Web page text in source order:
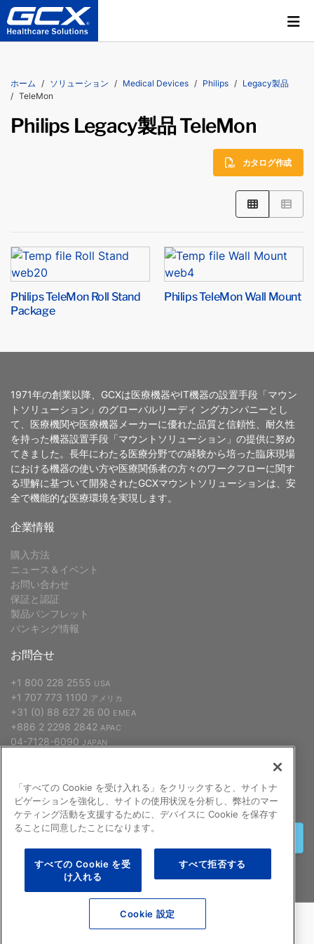
ホーム ソリューション Medical Devices Philips
Legacy製品
TeleMon
Philips Legacy製品 TeleMon
カタログ作成
Philips TeleMon Roll Stand
Package
Philips TeleMon Wall Mount
1971年の創業以降、GCXは医療機器やIT機器の設置手段「マウン
トソリューション」のグローバルリーディ ングカンパニーとし
て、医療機関や医療機器メーカーに優れた品質と信頼性、耐久性
を持った機器設置手段「マウントソリューション」の提供に努め
てきました。長年にわたる医療分野での経験から培った臨床現場
における機器の使い方や医療関係者の方々のワークフローに関す
る理解に基づいて開発されたGCXマウントソリューションは、安
全で機能的な医療環境を実現します。
企業情報
購入方法
ニュース＆イベント
お問い合わせ
保証と認証
製品パンフレット
バンキング情報
お問合せ
+1 800 228 2555 USA
+1 707 773 1100 アメリカ
+31 (0) 88 627 26 00 EMEA
+886 2 2298 2842 APAC
04-7128-6090 JAPAN
申し込む
©2026 GCX Corporation
よくある質問
このインターネットサイトに関する法的通知
「すべての Cookie を受け入れる」をクリックすると、サイトナ
ビゲーションを強化し、サイトの使用状況を分析し、弊社のマー
ケティング活動を支援するために、デバイスに Cookie を保存す
ることに同意したことになります。
すべての Cookie を受
け入れる
すべて拒否する
Cookie 設定